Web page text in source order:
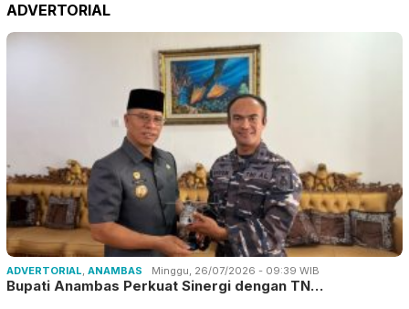
ADVERTORIAL
ADVERTORIAL, ANAMBAS Minggu, 26/07/2026 - 09:39 WIB
Bupati Anambas Perkuat Sinergi dengan TN…